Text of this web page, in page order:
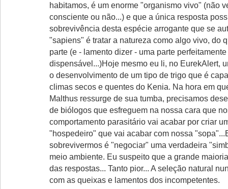
habitamos, é um enorme "organismo vivo" (não
consciente ou não...) e que a única resposta
sobrevivência desta espécie arrogante que se
"sapiens" é tratar a natureza como algo vivo, do
parte (e - lamento dizer - uma parte perfeitamente
dispensável...)Hoje mesmo eu li, no EurekAlert,
o desenvolvimento de um tipo de trigo que é
climas secos e quentes do Kenia. Na hora em
Malthus ressurge de sua tumba, precisamos
de biólogos que esfreguem na nossa cara que
comportamento parasitário vai acabar por criar
"hospedeiro" que vai acabar com nossa
sobrevivermos é "negociar" uma verdadeira
meio ambiente. Eu suspeito que a grande
das respostas... Tanto pior... A seleção natural
com as queixas e lamentos dos incompetentes.